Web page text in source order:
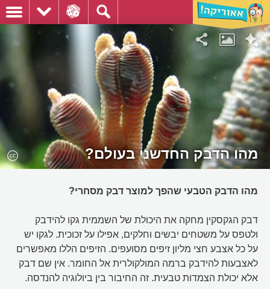
מהו הדבק החדשני בעולם?
מהו הדבק הטבעי שהפך למוצר דבק מסחרי?
דבק הגקסקין מחקה את היכולת של השממית גקו להידבק
ולטפס על משטחים יבשים וחלקים, אפילו על זכוכית. לגקו יש
על כל אצבע חצי מליון זיפים מסועפים. הזיפים הללו מאפשרים
לאצבעות להידבק ברמה המולקולרית אל החומר. אין שם דבק
אלא יכולת הצמדות טבעית. זה החיבור בין ביולוגיה להנדסה.